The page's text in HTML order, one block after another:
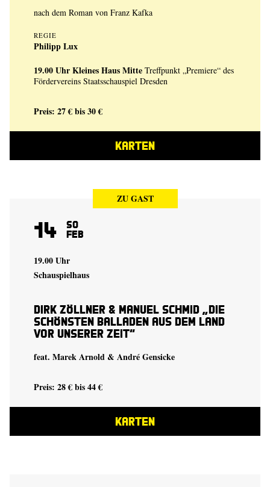
nach dem Roman von Franz Kafka
REGIE
Philipp Lux
19.00 UhrKleines Haus Mitte Treffpunkt „Premiere“ des
Fördervereins Staatsschauspiel Dresden
Preis: 27 € bis 30 €
KARTEN
ZU GAST
14 So
Feb
19.00 Uhr
Schauspielhaus
Dirk Zöllner & Manuel Schmid „Die
schönsten Balladen aus dem Land
vor unserer Zeit“
feat. Marek Arnold & André Gensicke
Preis: 28 € bis 44 €
KARTEN